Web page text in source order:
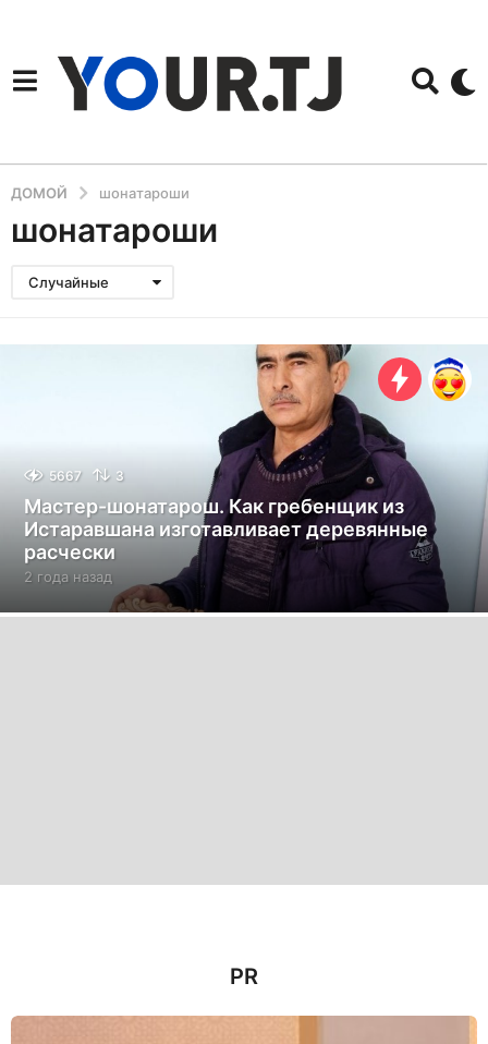
ДОМОЙ шонатароши
шонатароши
Случайные
5667 3
Мастер-шонатарош. Как гребенщик из
Истаравшана изготавливает деревянные
расчески
2 года назад
г
о
PR